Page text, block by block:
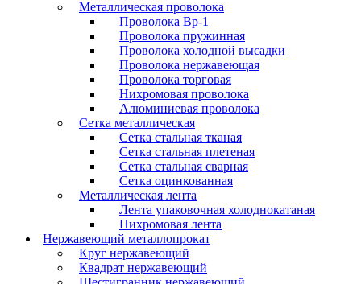
Металлическая проволока
Проволока Вр-1
Проволока пружинная
Проволока холодной высадки
Проволока нержавеющая
Проволока торговая
Нихромовая проволока
Алюминиевая проволока
Сетка металлическая
Сетка стальная тканая
Сетка стальная плетеная
Сетка стальная сварная
Сетка оцинкованная
Металлическая лента
Лента упаковочная холоднокатаная
Нихромовая лента
Нержавеющий металлопрокат
Круг нержавеющий
Квадрат нержавеющий